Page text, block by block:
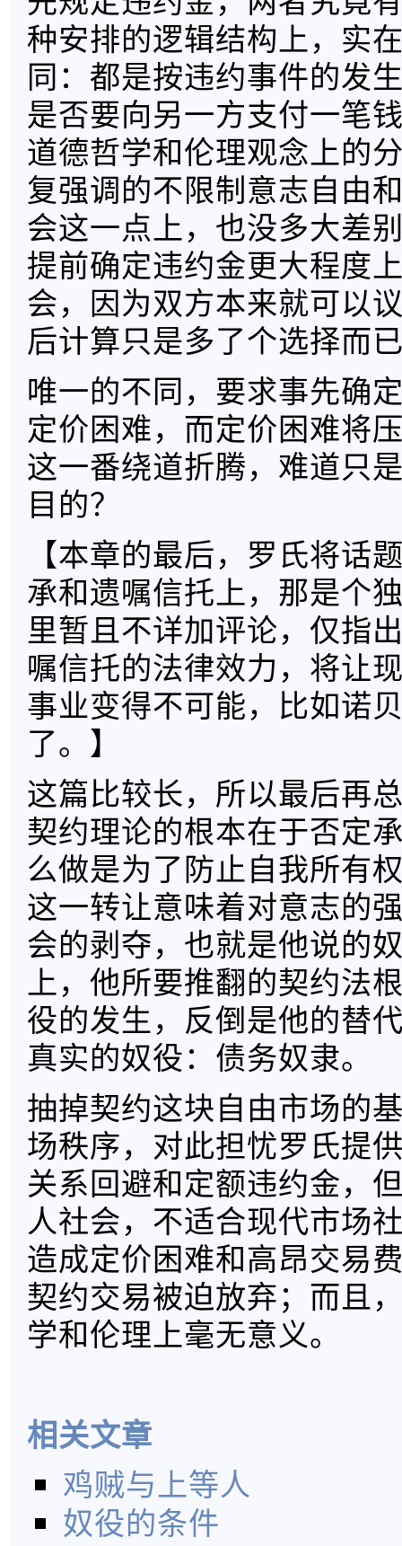
种安排的逻辑结构上，实
同：都是按违约事件的发
是否要向另一方支付一笔
道德哲学和伦理观念上的
复强调的不限制意志自由
会这一点上，也没多大差
提前确定违约金更大程度
会，因为双方本来就可以
后计算只是多了个选择而
唯一的不同，要求事先确
定价困难，而定价困难将
这一番绕道折腾，难道只
目的？
【本章的最后，罗氏将话
承和遗嘱信托上，那是个
里暂且不详加评论，仅指
嘱信托的法律效力，将让
事业变得不可能，比如诺
了。】
这篇比较长，所以最后再
契约理论的根本在于否定
么做是为了防止自我所有
这一转让意味着对意志的
会的剥夺，也就是他说的
上，他所要推翻的契约法
役的发生，反倒是他的替
真实的奴役：债务奴隶。
抽掉契约这块自由市场的
场秩序，对此担忧罗氏提
关系回避和定额违约金，
人社会，不适合现代市场
造成定价困难和高昂交易
契约交易被迫放弃；而且
学和伦理上毫无意义。
相关文章
鸡贼与上等人
奴役的条件